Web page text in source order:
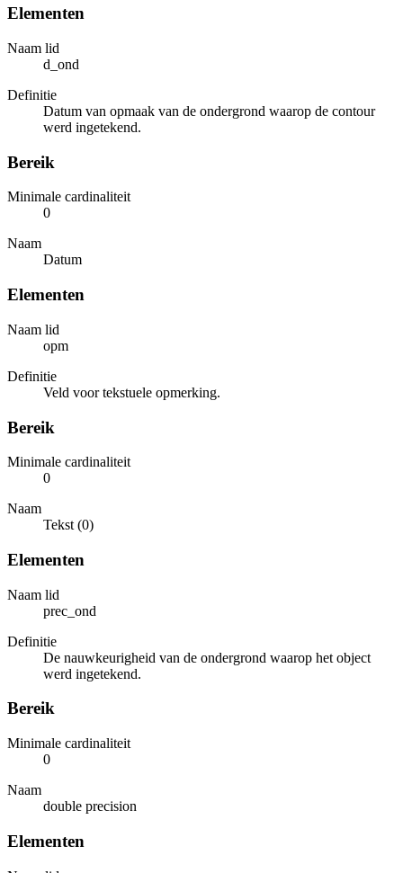
Elementen
Naam lid
d_ond
Definitie
Datum van opmaak van de ondergrond waarop de contour
werd ingetekend.
Bereik
Minimale cardinaliteit
0
Naam
Datum
Elementen
Naam lid
opm
Definitie
Veld voor tekstuele opmerking.
Bereik
Minimale cardinaliteit
0
Naam
Tekst (0)
Elementen
Naam lid
prec_ond
Definitie
De nauwkeurigheid van de ondergrond waarop het object
werd ingetekend.
Bereik
Minimale cardinaliteit
0
Naam
double precision
Elementen